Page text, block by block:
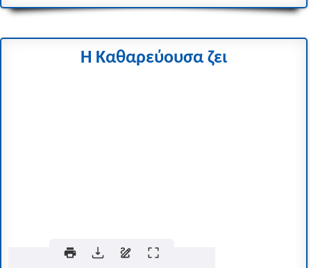
Η Καθαρεύουσα ζει